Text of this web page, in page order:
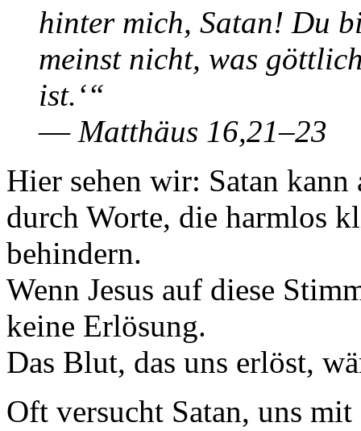
hinter mich, Satan! Du
meinst nicht, was
ist.‘“
— Matthäus 16,21–23
Hier sehen wir: Satan
durch Worte, die harmlos
behindern.
Wenn Jesus auf diese
keine Erlösung.
Das Blut, das uns erlöst,
Oft versucht Satan, uns